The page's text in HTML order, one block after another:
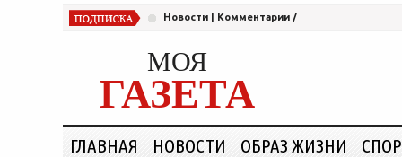
Новости Комментарии /
МОЯ
ГАЗЕТА
ГЛАВНАЯ НОВОСТИ ОБРАЗ ЖИЗНИ